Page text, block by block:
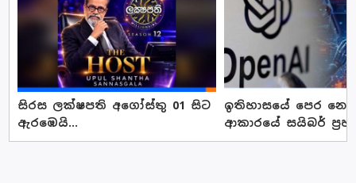
සිරස ලක්ෂපති අගෝස්තු 01 සිට
ඇරඹෙයි...
ඉතිහාසයේ පෙර
ආකාරයේ සයිබර්